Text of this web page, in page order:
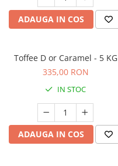
ADAUGA IN COS
Toffee D or Caramel - 5 KG
335,00 RON
IN STOC
ADAUGA IN COS